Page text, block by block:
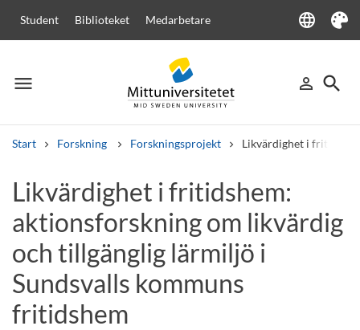
Student Biblioteket Medarbetare language
Language
Tema
menu
Meny person_outline
Logga in
search
Sök
Start Forskning Forskningsprojekt Likvärdighet i
Andra söktjänster
Kurser och programKursplanerVälkomstbrevPersonal
Lediga jobb
Likvärdighet i fritidshem:
aktionsforskning om likvärdig
och tillgänglig lärmiljö i
Sundsvalls kommuns
fritidshem